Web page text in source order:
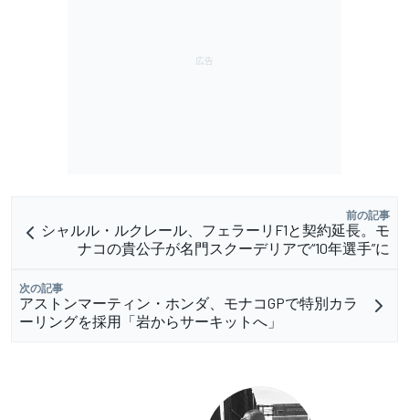
前の記事
シャルル・ルクレール、フェラーリF1と契約延長。モ
ナコの貴公子が名門スクーデリアで“10年選手”に
次の記事
アストンマーティン・ホンダ、モナコGPで特別カラ
ーリングを採用「岩からサーキットへ」